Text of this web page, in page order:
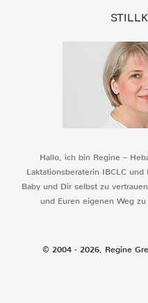
Hallo, ich bin Regine –
Laktationsberaterin IBCLC
Baby und Dir selbst zu
und Euren eigenen Weg
© 2004 - 2026, Regine